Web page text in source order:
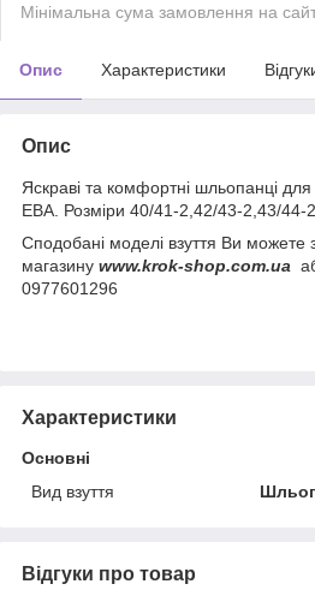
Мінімальна сума замовлення на
Опис Характеристики
Опис
Яскраві та комфортні шльопанці для
ЕВА. Розміри 40/41-2,42/43-2,43/44-
Сподобані моделі взуття Ви можете
магазину www.krok-shop.com.ua
0977601296
Характеристики
Основні
Вид взуття
Відгуки про товар